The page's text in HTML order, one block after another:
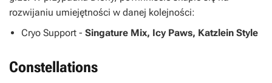
rozwijaniu umiejętności w danej kolejności:
Cryo Support - Singature Mix, Icy Paws, Katzlein Style
Constellations